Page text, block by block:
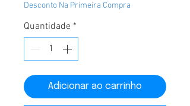
Desconto Na Primeira Compra
Quantidade *
Adicionar ao carrinho